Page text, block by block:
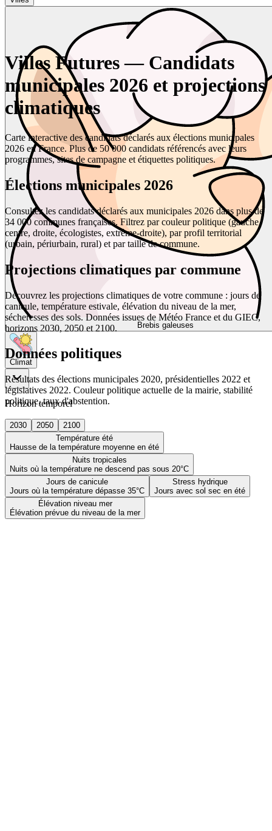
Brebis galeuses
Climat
Horizon temporel
2030 2050
2100
Température été
Hausse de la température moyenne en été
Nuits tropicales
Nuits où la température ne descend pas sous 20°C
Jours de canicule
Jours où la température dépasse 35°C
Stress hydrique
Jours avec sol sec en été
Élévation niveau mer
Élévation prévue du niveau de la mer
Villes Futures — Candidats
municipales 2026 et projections
climatiques
Carte interactive des candidats déclarés aux élections municipales
2026 en France. Plus de 50 000 candidats référencés avec leurs
programmes, sites de campagne et étiquettes politiques.
Élections municipales 2026
Consultez les candidats déclarés aux municipales 2026 dans plus de
34 000 communes françaises. Filtrez par couleur politique (gauche,
centre, droite, écologistes, extrême-droite), par profil territorial
(urbain, périurbain, rural) et par taille de commune.
Projections climatiques par commune
Découvrez les projections climatiques de votre commune : jours de
canicule, température estivale, élévation du niveau de la mer,
sécheresses des sols. Données issues de Météo France et du GIEC,
horizons 2030, 2050 et 2100.
Données politiques
Résultats des élections municipales 2020, présidentielles 2022 et
législatives 2022. Couleur politique actuelle de la mairie, stabilité
politique, taux d'abstention.